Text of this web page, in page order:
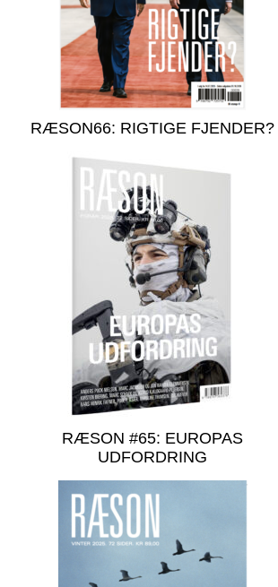
RÆSON66: RIGTIGE FJENDER?
RÆSON #65: EUROPAS
UDFORDRING